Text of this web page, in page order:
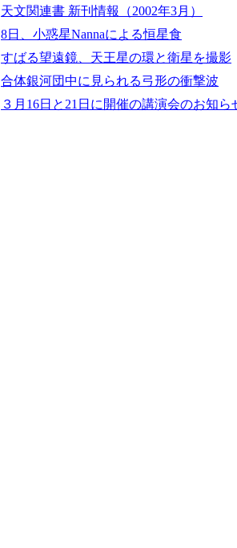
天文関連書 新刊情報（2002年3月）
8日、小惑星Nannaによる恒星食
すばる望遠鏡、天王星の環と衛星を撮影
合体銀河団中に見られる弓形の衝撃波
３月16日と21日に開催の講演会のお知ら